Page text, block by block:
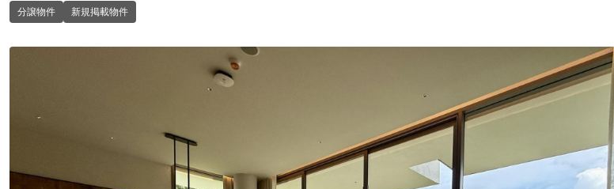
分譲物件 新規掲載物件